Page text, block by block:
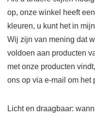
op, onze winkel heeft
kleuren, u kunt het in
Wij zijn van mening dat
voldoen aan producten
met onze producten
ons op via e-mail om het
Licht en draagbaar: